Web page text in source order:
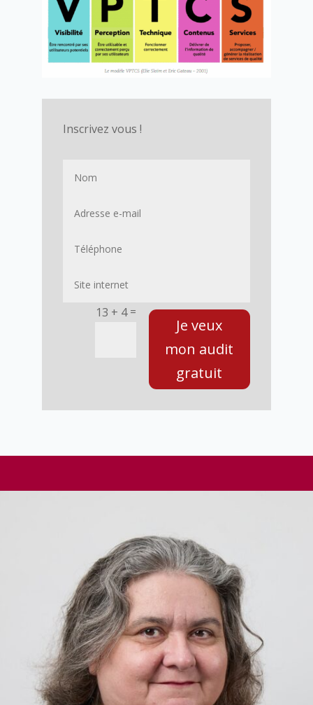
Inscrivez vous !
13 + 4=
Je veux
mon audit
gratuit